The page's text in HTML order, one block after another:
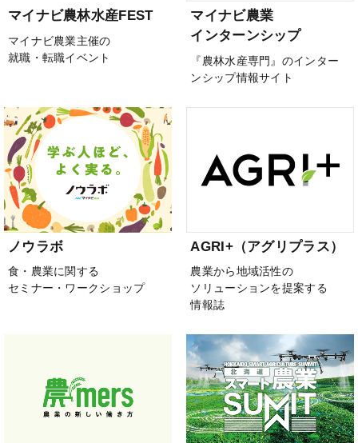
マイナビ農林水産FEST
マイナビ農業主催の
就職・転職イベント
マイナビ農業
インターンシップ
『農林水産専門』のインター
ンシップ情報サイト
ノウラボ
食・農業に関する
セミナー・ワークショップ
AGRI+（アグリプラス）
農業から地域活性の
ソリューションを提案する
情報誌